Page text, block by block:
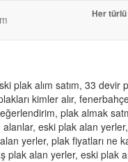
Her türlü
plak alım satım, 33
kimler alır,
plak almak
eski plak alan
yerler, plak fiyatları ne
alan yerler, eski plak